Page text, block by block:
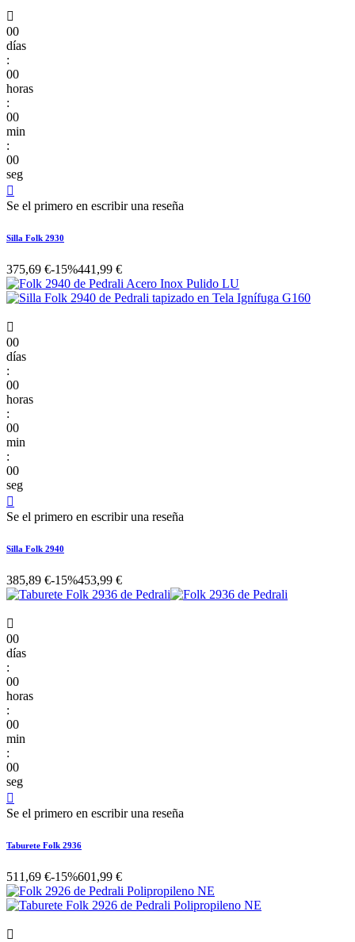

00
días
:
00
horas
:
00
min
:
00
seg

Se el primero en escribir una reseña
Silla Folk 2930
375,69 €-15%441,99 €

00
días
:
00
horas
:
00
min
:
00
seg

Se el primero en escribir una reseña
Silla Folk 2940
385,89 €-15%453,99 €

00
días
:
00
horas
:
00
min
:
00
seg

Se el primero en escribir una reseña
Taburete Folk 2936
511,69 €-15%601,99 €
